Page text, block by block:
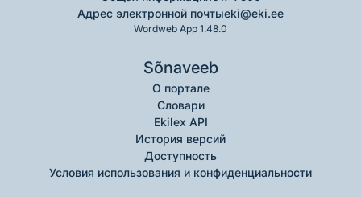
Адрес электронной почтыeki@eki.ee
Wordweb App 1.48.0
Sõnaveeb
О портале
Словари
Ekilex API
История версий
Доступность
Условия использования и конфиденциальности